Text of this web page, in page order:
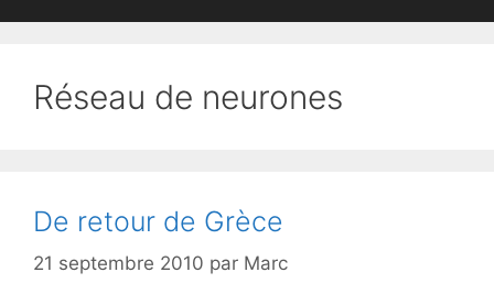
Réseau de neurones
De retour de Grèce
21 septembre 2010 par Marc